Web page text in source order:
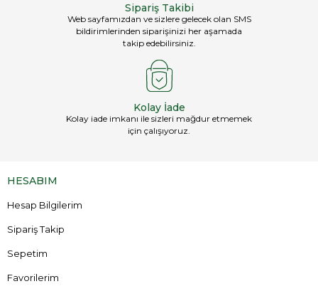
Sipariş Takibi
Web sayfamızdan ve sizlere gelecek olan SMS
bildirimlerinden siparişinizi her aşamada
takip edebilirsiniz.
Kolay İade
Kolay iade imkanı ile sizleri mağdur etmemek
için çalışıyoruz.
HESABIM
Hesap Bilgilerim
Sipariş Takip
Sepetim
Favorilerim